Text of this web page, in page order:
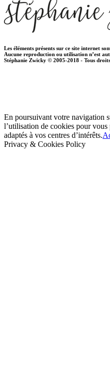
Les éléments présents sur ce site internet
Aucune reproduction ou utilisation n’est
Stéphanie Zwicky © 2005-2018 - Tous
En poursuivant votre navigation
l’utilisation de cookies pour vous
adaptés à vos centres d’intérêts.
Privacy & Cookies Policy